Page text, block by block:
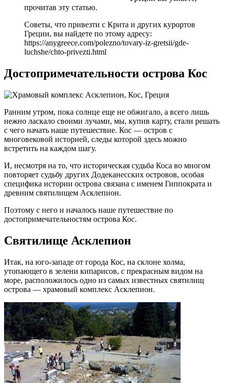
прочитав эту статью.
Советы, что привезти с Крита и других курортов
Греции, вы найдете по этому адресу:
https://anygreece.com/polezno/tovary-iz-gretsii/gde-
luchshe/chto-privezti.html
Достопримечательности острова Кос
Ранним утром, пока солнце еще не обжигало, а всего лишь
нежно ласкало своими лучами, мы, купив карту, стали решать
с чего начать наше путешествие. Кос — остров с
многовековой историей, следы которой здесь можно
встретить на каждом шагу.
И, несмотря на то, что историческая судьба Коса во многом
повторяет судьбу других Додеканесских островов, особая
специфика истории острова связана с именем Гиппократа и
древним святилищем Асклепион.
Поэтому с него и началось наше путешествие по
достопримечательностям острова Кос.
Святилище Асклепион
Итак, на юго-западе от города Кос, на склоне холма,
утопающего в зелени кипарисов, с прекрасным видом на
море, расположилось одно из самых известных святилищ
острова — храмовый комплекс Асклепион.